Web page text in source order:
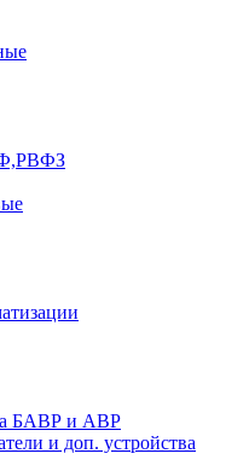
БАВР и АВР
и доп. устройства